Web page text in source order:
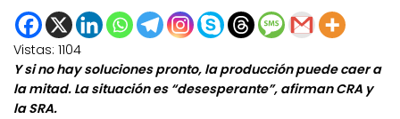
Vistas: 1104
Y si no hay soluciones pronto, la producción puede caer a
la mitad. La situación es “desesperante”, afirman CRA y
la SRA.